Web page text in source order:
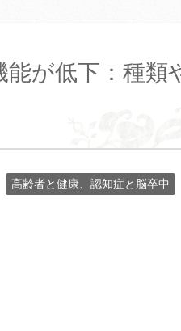
が低下：種類
高齢者と健康、認知症と脳卒中